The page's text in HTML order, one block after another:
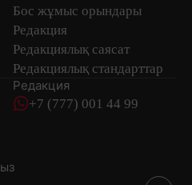
Бос жұмыс орындары
Редакция
Редакциялық саясат
Редакциялық стандарттар
Редакция
+7 (777) 001 44 99